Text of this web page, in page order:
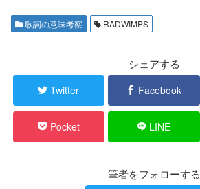
歌詞の意味考察 RADWIMPS
シェアする
Twitter Facebook
Pocket LINE
筆者をフォローする